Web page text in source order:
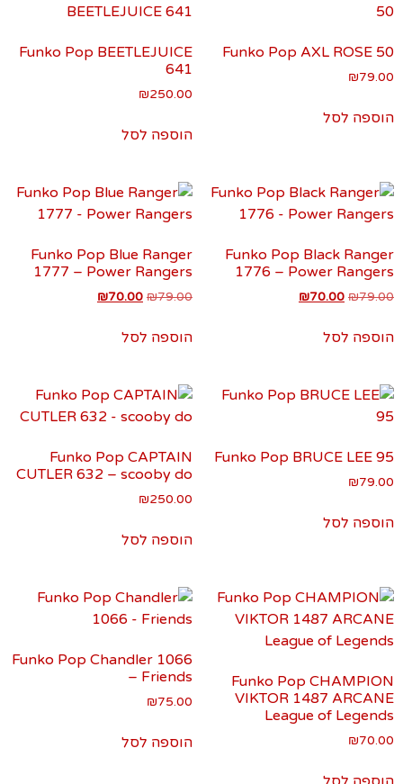
Funko Pop AXL ROSE 50
₪79.00
הוספה לסל
Funko Pop BEETLEJUICE
641
₪250.00
הוספה לסל
Funko Pop Black Ranger
1776 – Power Rangers
₪79.00
₪70.00
הוספה לסל
Funko Pop Blue Ranger
1777 – Power Rangers
₪79.00
₪70.00
הוספה לסל
Funko Pop BRUCE LEE 95
₪79.00
הוספה לסל
Funko Pop CAPTAIN
CUTLER 632 – scooby do
₪250.00
הוספה לסל
Funko Pop CHAMPION
VIKTOR 1487 ARCANE
League of Legends
₪70.00
Funko Pop Chandler 1066
– Friends
₪75.00
הוספה לסל